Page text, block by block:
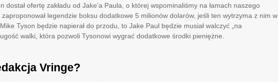
dostał ofertę zakładu od Jake’a Paula, o której wspominaliśmy na łamach naszego
zaproponował legendzie boksu dodatkowe 5 milionów dolarów, jeśli ten wytrzyma z nim w
Tyson będzie napierał do przodu, to Jake Paul będzie musiał walczyć „na
walki, która pozwoli Tysonowi wygrać dodatkowe środki pieniężne.
Vringe?